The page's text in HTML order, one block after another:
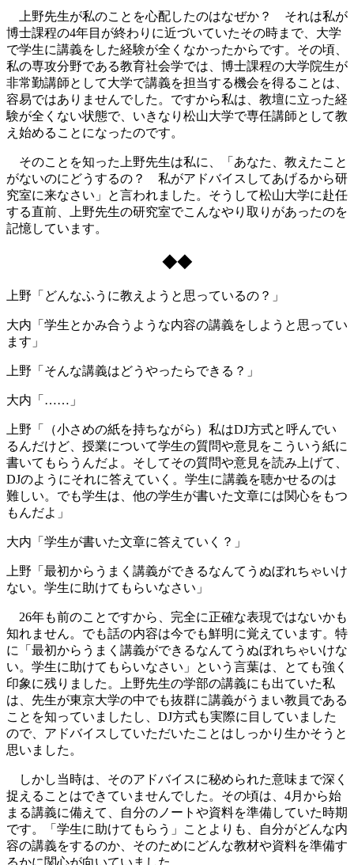
上野先生が私のことを心配したのはなぜか？ それは私が
博士課程の4年目が終わりに近づいていたその時まで、大学
で学生に講義をした経験が全くなかったからです。その頃、
私の専攻分野である教育社会学では、博士課程の大学院生が
非常勤講師として大学で講義を担当する機会を得ることは、
容易ではありませんでした。ですから私は、教壇に立った経
験が全くない状態で、いきなり松山大学で専任講師として教
え始めることになったのです。
そのことを知った上野先生は私に、「あなた、教えたこと
がないのにどうするの？ 私がアドバイスしてあげるから研
究室に来なさい」と言われました。そうして松山大学に赴任
する直前、上野先生の研究室でこんなやり取りがあったのを
記憶しています。
◆◆
上野「どんなふうに教えようと思っているの？」
大内「学生とかみ合うような内容の講義をしようと思ってい
ます」
上野「そんな講義はどうやったらできる？」
大内「……」
上野「（小さめの紙を持ちながら）私はDJ方式と呼んでい
るんだけど、授業について学生の質問や意見をこういう紙に
書いてもらうんだよ。そしてその質問や意見を読み上げて、
DJのようにそれに答えていく。学生に講義を聴かせるのは
難しい。でも学生は、他の学生が書いた文章には関心をもつ
もんだよ」
大内「学生が書いた文章に答えていく？」
上野「最初からうまく講義ができるなんてうぬぼれちゃいけ
ない。学生に助けてもらいなさい」
26年も前のことですから、完全に正確な表現ではないかも
知れません。でも話の内容は今でも鮮明に覚えています。特
に「最初からうまく講義ができるなんてうぬぼれちゃいけな
い。学生に助けてもらいなさい」という言葉は、とても強く
印象に残りました。上野先生の学部の講義にも出ていた私
は、先生が東京大学の中でも抜群に講義がうまい教員である
ことを知っていましたし、DJ方式も実際に目していました
ので、アドバイスしていただいたことはしっかり生かそうと
思いました。
しかし当時は、そのアドバイスに秘められた意味まで深く
捉えることはできていませんでした。その頃は、4月から始
まる講義に備えて、自分のノートや資料を準備していた時期
です。「学生に助けてもらう」ことよりも、自分がどんな内
容の講義をするのか、そのためにどんな教材や資料を準備す
るかに関心が向いていました。